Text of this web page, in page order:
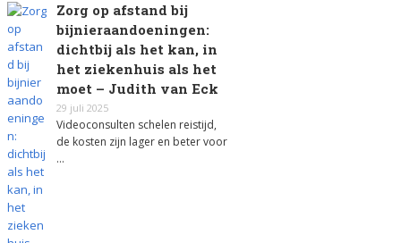
Zorg op afstand bij
bijnieraandoeningen:
dichtbij als het kan, in
het ziekenhuis als het
moet – Judith van Eck
29 juli 2025
Videoconsulten schelen reistijd,
de kosten zijn lager en beter voor
…